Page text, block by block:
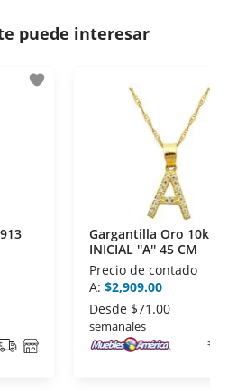
SSL y Encriptación 3D.
y Códigos de Ética de la
de Internet (AIMX).
la lista de socios Activos de
puede interesar
favorite
Gargantilla Oro 10k
INICIAL ''A'' 45 CM
Precio de contado
A: $2,909.00
Desde $71.00
semanales